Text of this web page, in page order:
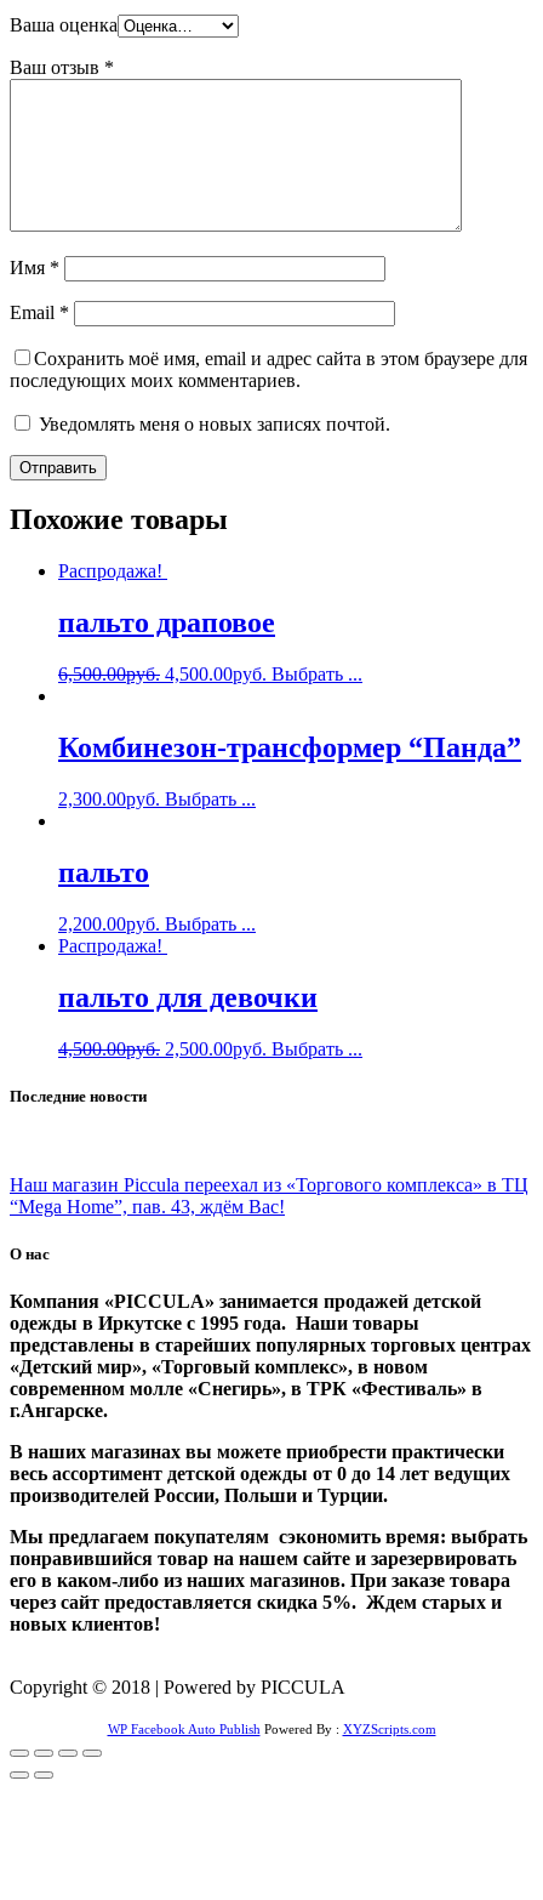
Ваша оценка
Ваш отзыв *
Имя *
Email *
Сохранить моё имя, email и адрес сайта в этом браузере для
последующих моих комментариев.
Уведомлять меня о новых записях почтой.
Похожие товары
Распродажа!
пальто драповое
6,500.00руб. 4,500.00руб. Выбрать ...
Комбинезон-трансформер “Панда”
2,300.00руб. Выбрать ...
пальто
2,200.00руб. Выбрать ...
Распродажа!
пальто для девочки
4,500.00руб. 2,500.00руб. Выбрать ...
Последние новости
Наш магазин Piccula переехал из «Торгового комплекса» в ТЦ
“Mega Home”, пав. 43, ждём Вас!
О нас
Компания «PICCULA» занимается продажей детской
одежды в Иркутске с 1995 года. Наши товары
представлены в старейших популярных торговых центрах
«Детский мир», «Торговый комплекс», в новом
современном молле «Снегирь», в ТРК «Фестиваль» в
г.Ангарске.
В наших магазинах вы можете приобрести практически
весь ассортимент детской одежды от 0 до 14 лет ведущих
производителей России, Польши и Турции.
Мы предлагаем покупателям сэкономить время: выбрать
понравившийся товар на нашем сайте и зарезервировать
его в каком-либо из наших магазинов. При заказе товара
через сайт предоставляется скидка 5%. Ждем старых и
новых клиентов!
Copyright © 2018 | Powered by PICCULA
WP Facebook Auto Publish Powered By : XYZScripts.com